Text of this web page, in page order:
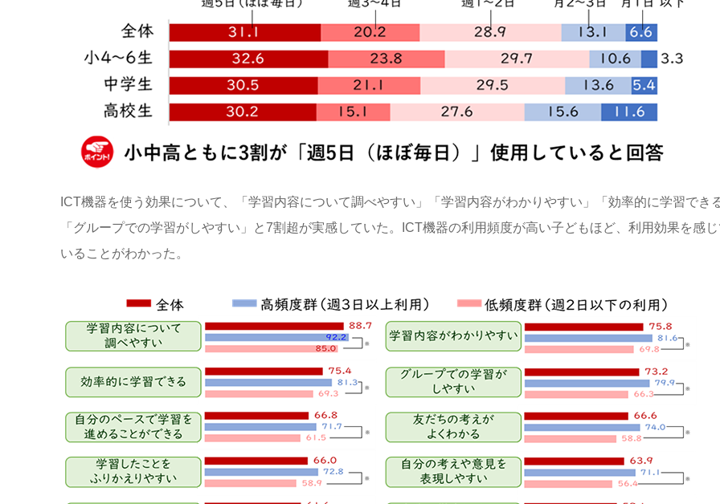
ICT機器を使う効果について、「学習内容について調べやすい」「学習内容がわかりやすい」「効率的に学習でき
「グループでの学習がしやすい」と7割超が実感していた。 ICT機器の利用頻度が高い子どもほど、利用効果を感
いることがわかった。